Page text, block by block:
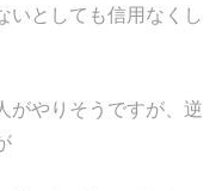
いとしても信用なくし
がやりそうですが、逆